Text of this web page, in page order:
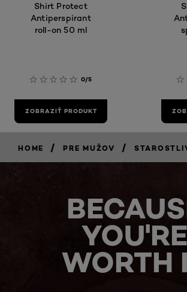
Shirt Protect
Antiperspirant
roll-on 50 ml
0/5
ZOBRAZIŤ PRODUKT
HOME / PRE MUŽOV /
YOU'RE
WORTH